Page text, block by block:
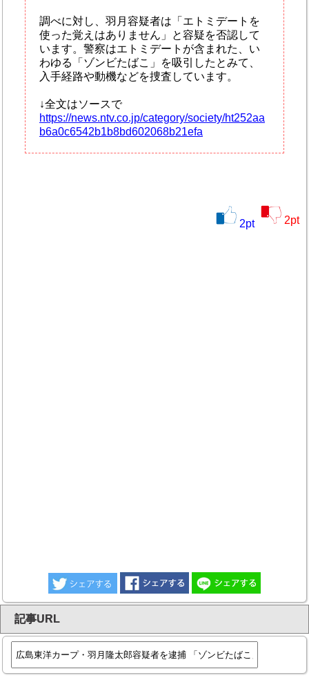
調べに対し、羽月容疑者は「エトミデートを
使った覚えはありません」と容疑を否認して
います。警察はエトミデートが含まれた、い
わゆる「ゾンビたばこ」を吸引したとみて、
入手経路や動機などを捜査しています。
↓全文はソースで
https://news.ntv.co.jp/category/society/ht252aa
b6a0c6542b1b8bd602068b21efa
2pt 2pt
記事URL